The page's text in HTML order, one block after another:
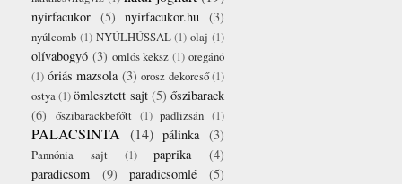
nyírfacukor (5) nyírfacukor.hu (3)
nyúlcomb (1) NYÚLHÚSSAL (1) olaj (1)
olívabogyó (3) omlós keksz (1) oregánó
(1) óriás mazsola (3) orosz dekorcső(1)
ostya(1)ömlesztett sajt (5) őszibarack
(6)
őszibarackbefőtt (1) padlizsán (1)
PALACSINTA (14) pálinka (3)
Pannónia sajt (1) paprika
(4)
paradicsom
(9) paradicsomlé
(5)